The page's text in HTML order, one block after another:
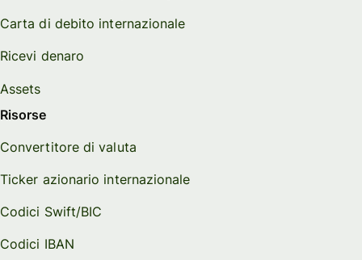
Carta di debito internazionale
Ricevi denaro
Assets
Risorse
Convertitore di valuta
Ticker azionario internazionale
Codici Swift/BIC
Codici IBAN